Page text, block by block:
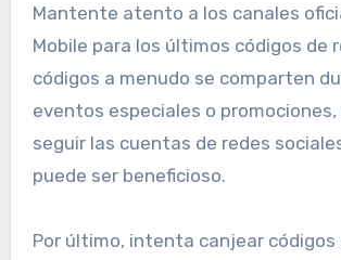
Mantente atento a los canales
Mobile para los últimos códigos de
códigos a menudo se comparten
eventos especiales o promociones,
seguir las cuentas de redes
puede ser beneficioso.
Por último, intenta canjear